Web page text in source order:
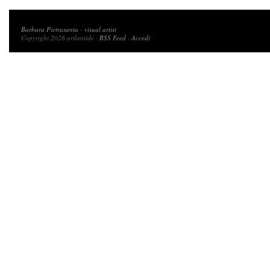
Barbara Pietrasanta - visual artist
Copyright 2026 artlantide · RSS Feed ·Accedi